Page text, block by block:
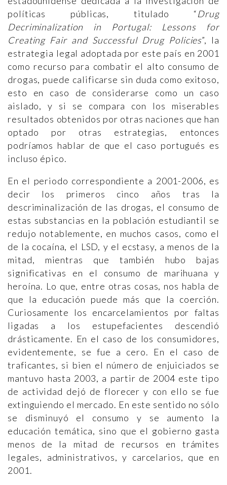
políticas públicas, titulado “Drug
Decriminalization in Portugal: Lessons for
Creating Fair and Successful Drug Policies”, la
estrategia legal adoptada por este país en 2001
como recurso para combatir el alto consumo de
drogas, puede calificarse sin duda como exitoso,
esto en caso de considerarse como un caso
aislado, y si se compara con los miserables
resultados obtenidos por otras naciones que han
optado por otras estrategias, entonces
podríamos hablar de que el caso portugués es
incluso épico.
En el periodo correspondiente a 2001-2006, es
decir los primeros cinco años tras la
descriminalización de las drogas, el consumo de
estas substancias en la población estudiantil se
redujo notablemente, en muchos casos, como el
de la cocaína, el LSD, y el ecstasy, a menos de la
mitad, mientras que también hubo bajas
significativas en el consumo de marihuana y
heroína. Lo que, entre otras cosas, nos habla de
que la educación puede más que la coerción.
Curiosamente los encarcelamientos por faltas
ligadas a los estupefacientes descendió
drásticamente. En el caso de los consumidores,
evidentemente, se fue a cero. En el caso de
traficantes, si bien el número de enjuiciados se
mantuvo hasta 2003, a partir de 2004 este tipo
de actividad dejó de florecer y con ello se fue
extinguiendo el mercado. En este sentido no sólo
se disminuyó el consumo y se aumento la
educación temática, sino que el gobierno gasta
menos de la mitad de recursos en trámites
legales, administrativos, y carcelarios, que en
2001.